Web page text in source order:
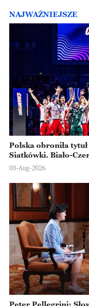
NAJWAŻNIEJSZE
Polska obroniła
Siatkówki. Biało-
Ningbo
03-Aug-2026